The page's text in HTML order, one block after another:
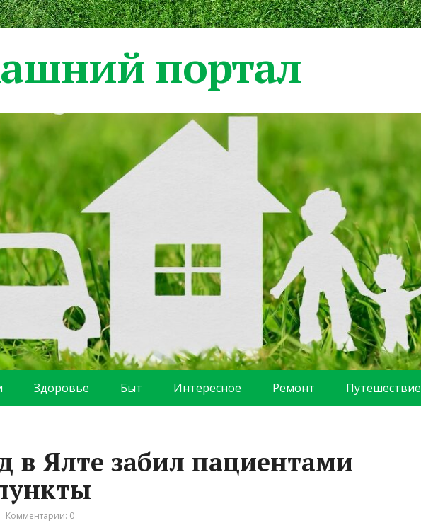
портал
Здоровье Быт Интересное Ремонт Путешествие
в Ялте забил пациентами
Комментарии: 0